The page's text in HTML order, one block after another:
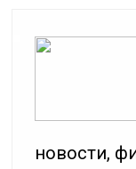
новости,